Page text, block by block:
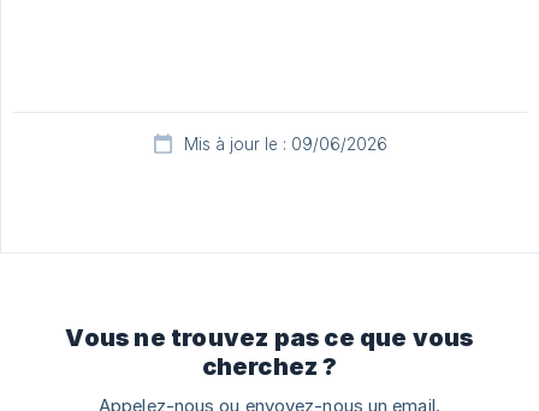
Mis à jour le : 09/06/2026
Vous ne trouvez pas ce que vous
cherchez ?
Appelez-nous ou envoyez-nous un email.